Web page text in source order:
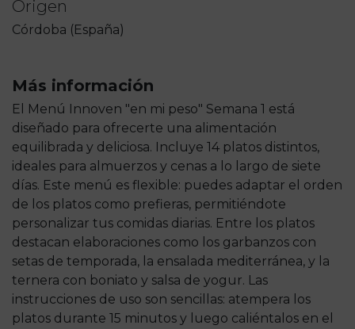
Origen
Córdoba (España)
Más información
El Menú Innoven "en mi peso" Semana 1 está
diseñado para ofrecerte una alimentación
equilibrada y deliciosa. Incluye 14 platos distintos,
ideales para almuerzos y cenas a lo largo de siete
días. Este menú es flexible: puedes adaptar el orden
de los platos como prefieras, permitiéndote
personalizar tus comidas diarias. Entre los platos
destacan elaboraciones como los garbanzos con
setas de temporada, la ensalada mediterránea, y la
ternera con boniato y salsa de yogur. Las
instrucciones de uso son sencillas: atempera los
platos durante 15 minutos y luego caliéntalos en el